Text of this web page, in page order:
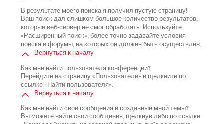
В результате моего поиска я получил пустую страницу!
Ваш поиск дал слишком большое количество результатов,
которые веб-сервер не смог обработать. Используйте
«Расширенный поиск», более точно задавайте условия
поиска и форумы, на которых он должен быть осуществлён.
Вернуться к началу
Как мне найти пользователя конференции?
Перейдите на страницу «Пользователи» и щёлкните по
ссылке «Найти пользователя».
Вернуться к началу
Как мне найти свои сообщения и созданные мной темы?
Вы можете найти свои сообщения, щёлкнув либо по ссылке